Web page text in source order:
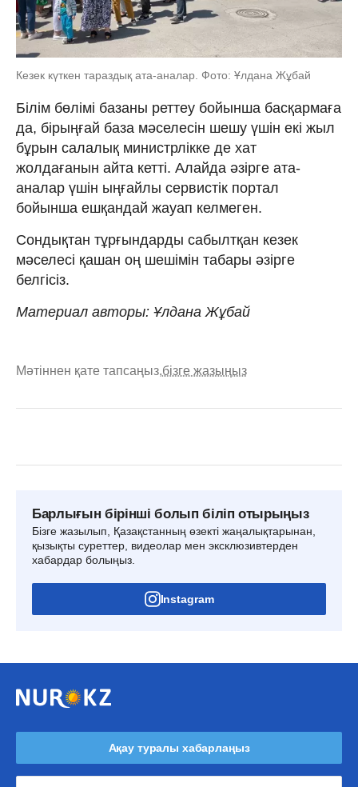
Кезек күткен тараздық ата-аналар. Фото: Ұлдана Жұбай
Білім бөлімі базаны реттеу бойынша басқармаға
да, бірыңғай база мәселесін шешу үшін екі жыл
бұрын салалық министрлікке де хат
жолдағанын айта кетті. Алайда әзірге ата-
аналар үшін ыңғайлы сервистік портал
бойынша ешқандай жауап келмеген.
Сондықтан тұрғындарды сабылтқан кезек
мәселесі қашан оң шешімін табары әзірге
белгісіз.
Материал авторы: Ұлдана Жұбай
Мәтіннен қате тапсаңыз,бізге жазыңыз
Барлығын бірінші болып біліп отырыңыз
Бізге жазылып, Қазақстанның өзекті жаңалықтарынан,
қызықты суреттер, видеолар мен эксклюзивтерден
хабардар болыңыз.
Instagram
Ақау туралы хабарлаңыз